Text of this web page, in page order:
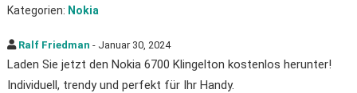
Kategorien: Nokia
Ralf Friedman - Januar 30, 2024
Laden Sie jetzt den Nokia 6700 Klingelton kostenlos herunter!
Individuell, trendy und perfekt für Ihr Handy.